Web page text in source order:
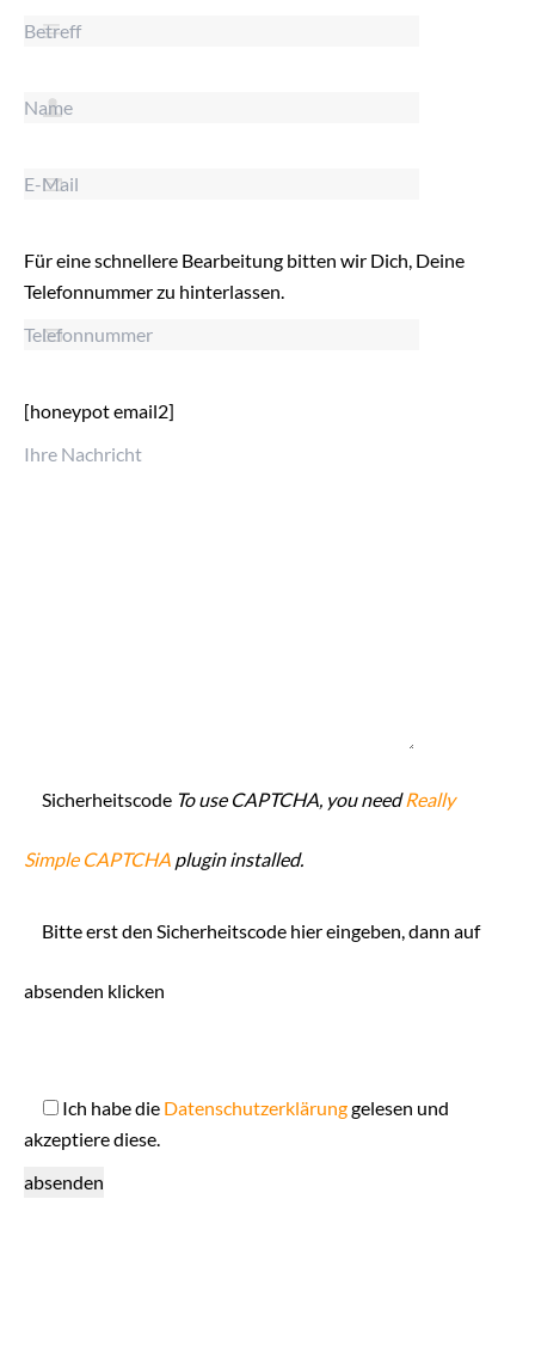
Für eine schnellere Bearbeitung bitten wir Dich, Deine
Telefonnummer zu hinterlassen.
[honeypot email2]
Sicherheitscode To use CAPTCHA, you needReally
Simple CAPTCHA plugin installed.
Bitte erst den Sicherheitscode hier eingeben, dann auf
absenden klicken
Ich habe die Datenschutzerklärunggelesen und
akzeptiere diese.